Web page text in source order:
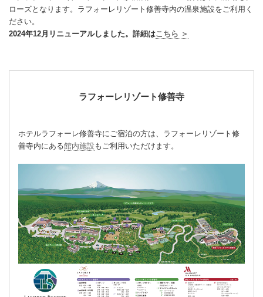
ローズとなります。ラフォーレリゾート修善寺内の温泉施設をご利用く
ださい。
2024年12月リニューアルしました。詳細はこちら ＞
ラフォーレリゾート修善寺
ホテルラフォーレ修善寺にご宿泊の方は、ラフォーレリゾート修
善寺内にある館内施設もご利用いただけます。